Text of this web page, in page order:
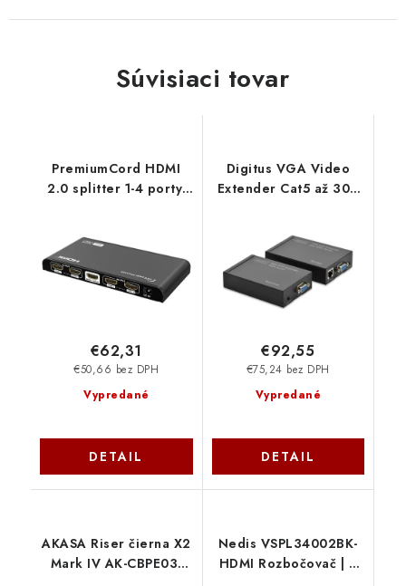
Súvisiaci tovar
PremiumCord HDMI
2.0 splitter 1-4 porty,
Vypredané
€50,66 bez DPH
€62,31
DETAIL
Digitus VGA Video
Extender Cat5 až 300
53400
Vypredané
€75,24 bez DPH
€92,55
DETAIL
AKASA Riser čierna X2
Mark IV AK-CBPE03-
Nedis VSPL34002BK-
HDMI Rozbočovač | 2